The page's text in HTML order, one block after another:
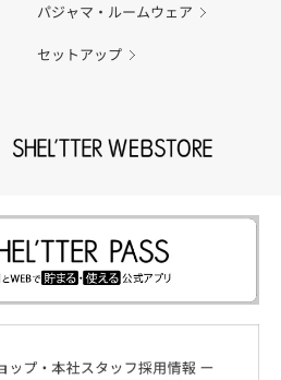
パジャマ・ルームウェア
セットアップ